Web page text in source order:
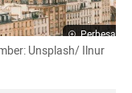
Perbesar
Unsplash/ Ilnur